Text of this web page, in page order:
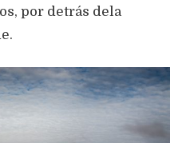
por detrás dela